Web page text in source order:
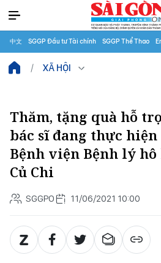
中文 SGGP Đầu tư Tài chính SGGP Thể Thao
XÃ HỘI
Thăm, tặng quà hỗ
bác sĩ đang thực
Bệnh viện Bệnh lý
Củ Chi
SGGPO 11/06/2021 10:00